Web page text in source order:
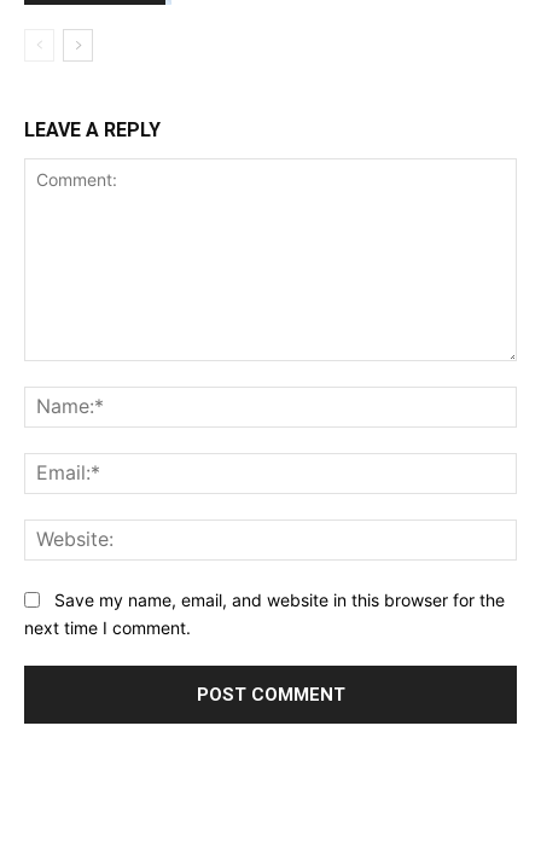
LEAVE A REPLY
Save my name, email, and website in this browser for the
next time I comment.